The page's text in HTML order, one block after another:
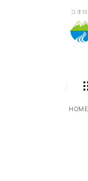
コオ
HOME